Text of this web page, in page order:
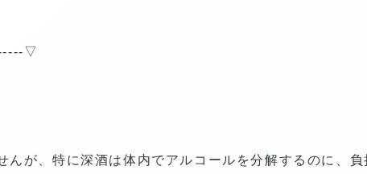
▽
んが、特に深酒は体内でアルコールを分解するのに、